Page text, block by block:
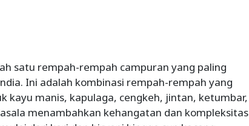
satu rempah-rempah campuran yang paling
Ini adalah kombinasi rempah-rempah yang
kayu manis, kapulaga, cengkeh, jintan, ketumbar,
menambahkan kehangatan dan kompleksitas